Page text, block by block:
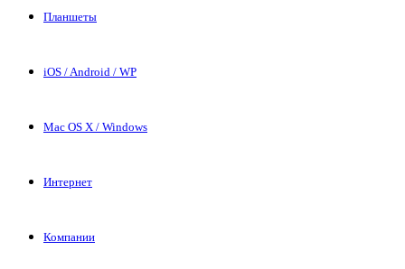
Планшеты
iOS / Android / WP
Mac OS X / Windows
Интернет
Компании